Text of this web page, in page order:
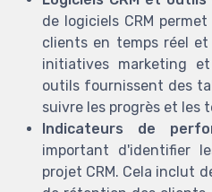
de logiciels CRM
clients en temps réel
initiatives marketing
outils fournissent des
suivre les progrès et les
Indicateurs de
important d'identifier
projet CRM. Cela inclut